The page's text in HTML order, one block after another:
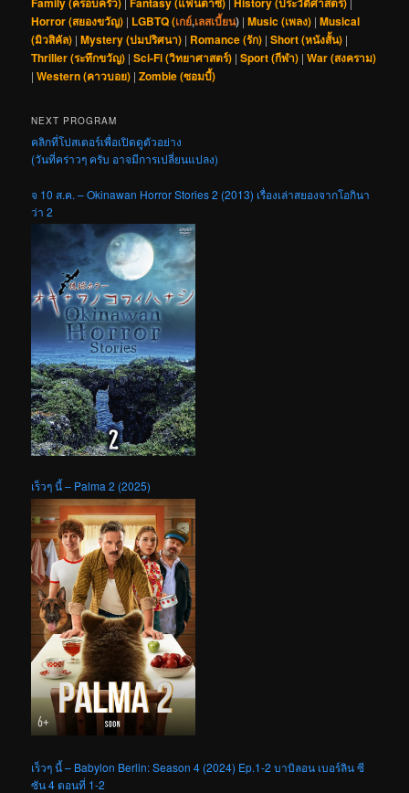
Horror (สยองขวัญ) | LGBTQ (เกย์,เลสเบี้ยน) |Music (เพลง) |Musical
(มิวสิคัล) |Mystery (ปมปริศนา) | Romance (รัก) |Short (หนังสั้น) |
Thriller (ระทึกขวัญ) |Sci-Fi (วิทยาศาสตร์) |Sport (กีฬา) |War (สงคราม)
|Western (คาวบอย) |Zombie (ซอมบี้)
NEXT PROGRAM
คลิกที่โปสเตอร์เพื่อเปิดดูตัวอย่าง
(วันที่คร่าวๆ ครับ อาจมีการเปลี่ยนแปลง)
จ 10 ส.ค. – Okinawan Horror Stories 2 (2013) เรื่องเล่าสยองจากโอกินา
ว่า 2
เร็วๆ นี้ – Palma 2 (2025)
เร็วๆ นี้ – Babylon Berlin: Season 4 (2024) Ep.1-2 บาบิลอน เบอร์ลิน ซี
ซัน 4 ตอนที่ 1-2